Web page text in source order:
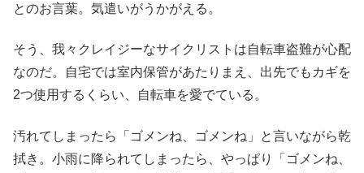
とのお言葉。気遣いがうかがえる。
そう、我々クレイジーなサイクリストは自転車盗難が心配
なのだ。自宅では室内保管があたりまえ、出先でもカギを
2つ使用するくらい、自転車を愛でている。
汚れてしまったら「ゴメンね、ゴメンね」と言いながら乾
拭き。小雨に降られてしまったら、やっぱり「ゴメンね、